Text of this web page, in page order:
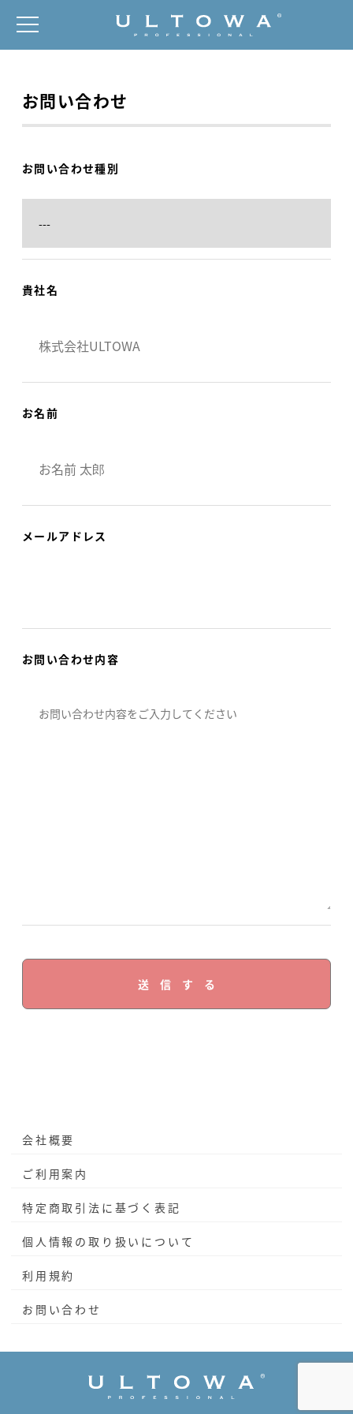
お問い合わせ
お問い合わせ種別
貴社名
お名前
メールアドレス
お問い合わせ内容
会社概要
ご利用案内
特定商取引法に基づく表記
個人情報の取り扱いについて
利用規約
お問い合わせ